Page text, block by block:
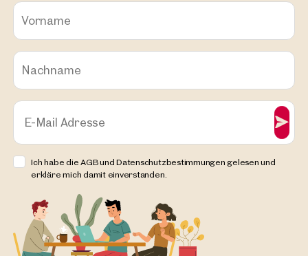
Vorname
Nachname
E-Mail Adresse
Ich habe die AGB und Datenschutzbestimmungen gelesen und
erkläre mich damit einverstanden.